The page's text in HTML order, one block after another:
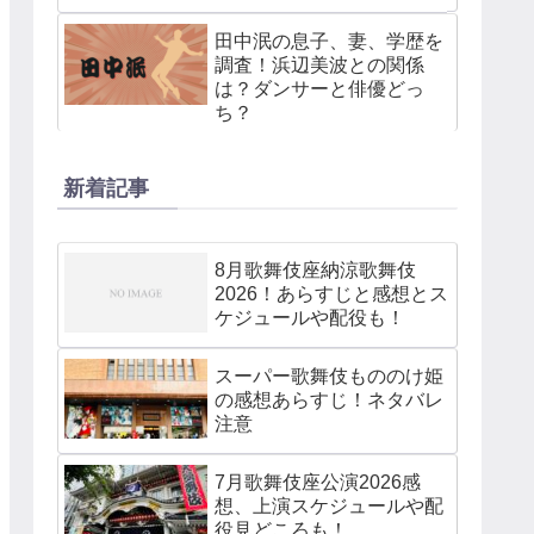
田中泯の息子、妻、学歴を
調査！浜辺美波との関係
は？ダンサーと俳優どっ
ち？
新着記事
8月歌舞伎座納涼歌舞伎
2026！あらすじと感想とス
ケジュールや配役も！
スーパー歌舞伎もののけ姫
の感想あらすじ！ネタバレ
注意
7月歌舞伎座公演2026感
想、上演スケジュールや配
役見どころも！